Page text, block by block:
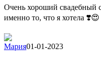
Очень хороший свадебный
именно то, что я хотела ❣️😍
Мария01-01-2023